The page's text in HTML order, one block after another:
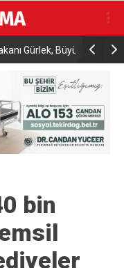
Cumhuriyet İran
bin